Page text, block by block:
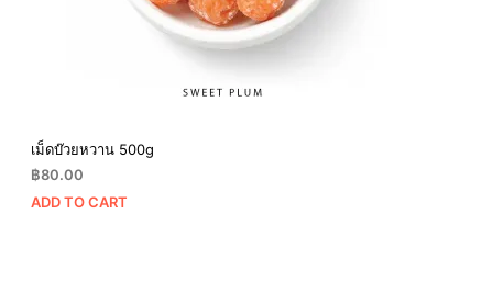
เม็ดบ๊วยหวาน 500g
฿80.00
ADD TO CART